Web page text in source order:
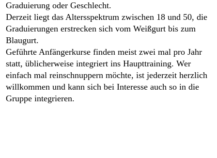
Graduierung oder Geschlecht.
Derzeit liegt das Altersspektrum zwischen 18 und 50, die
Graduierungen erstrecken sich vom Weißgurt bis zum
Blaugurt.
Geführte Anfängerkurse finden meist zwei mal pro Jahr
statt, üblicherweise integriert ins Haupttraining. Wer
einfach mal reinschnuppern möchte, ist jederzeit herzlich
willkommen und kann sich bei Interesse auch so in die
Gruppe integrieren.